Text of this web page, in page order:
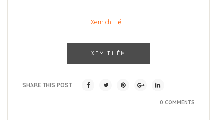
Xem chi tiết…
XEM THÊM
SHARE THIS POST
0 COMMENTS